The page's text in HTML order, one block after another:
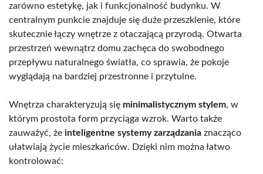
zarówno estetykę, jak i funkcjonalność budynku. W
centralnym punkcie znajduje się duże przeszklenie, które
skutecznie łączy wnętrze z otaczającą przyrodą. Otwarta
przestrzeń wewnątrz domu zachęca do swobodnego
przepływu naturalnego światła, co sprawia, że pokoje
wyglądają na bardziej przestronne i przytulne.
Wnętrza charakteryzują się minimalistycznym stylem, w
którym prostota form przyciąga wzrok. Warto także
zauważyć, że inteligentne systemy zarządzania znacząco
ułatwiają życie mieszkańców. Dzięki nim można łatwo
kontrolować: